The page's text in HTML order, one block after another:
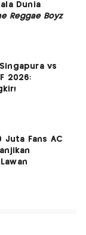
Dunia
Reggae Boyz
vs
2026:
Juta Fans AC